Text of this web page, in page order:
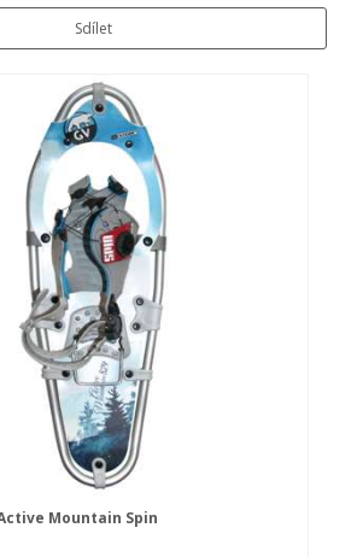
Sdílet
Mountain Spin